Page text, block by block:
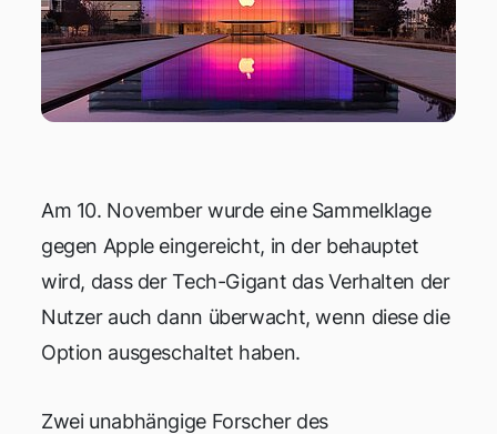
Am 10. November wurde eine Sammelklage
gegen Apple eingereicht, in der behauptet
wird, dass der Tech-Gigant das Verhalten der
Nutzer auch dann überwacht, wenn diese die
Option ausgeschaltet haben.
Zwei unabhängige Forscher des